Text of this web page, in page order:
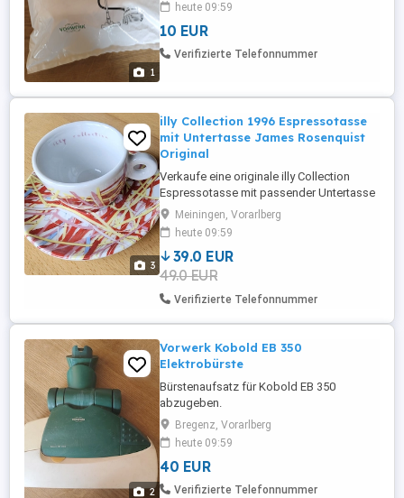
1
heute 09:59
10 EUR
Verifizierte Telefonnummer
3
illy Collection 1996 Espressotasse
mit Untertasse James Rosenquist
Original
Verkaufe eine originale illy Collection
Espressotasse mit passender Untertasse
aus der begehrten Künstlerkollektion
1996. Motiv: The Italian Riviera Original illy
Collection 1996 Künstler: James
Rosenquist "The Italian Riviera"
Hochwertiges Hartporzellan von
Winterling Germany Mit original passender
...
Meiningen, Vorarlberg
heute 09:59
39.0 EUR
49.0 EUR
Verifizierte Telefonnummer
2
Vorwerk Kobold EB 350
Elektrobürste
Bürstenaufsatz für Kobold EB 350
abzugeben.
Bregenz, Vorarlberg
heute 09:59
40 EUR
Verifizierte Telefonnummer